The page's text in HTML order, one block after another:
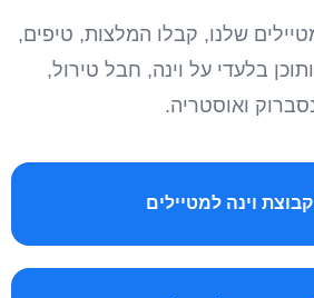
שלנו, קבלו המלצות, טיפים,
בלעדי על וינה, חבל טירול,
ואוסטריה.